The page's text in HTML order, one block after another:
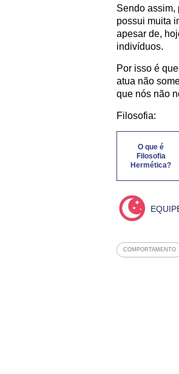
Sendo assim,
possui muita
apesar de,
indivíduos.
Por isso é
atua não
que nós não
Filosofia:
O que é
Filosofia
Hermética?
COMPORTAMENTO